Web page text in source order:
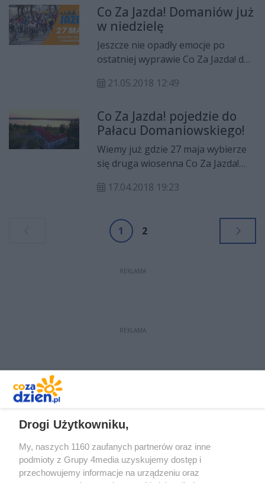
okazji przypomnieć kilka faktów na
temat wody.
maja pojedziemy do Pałacu
Domaniowskiego. Spotykamy się o
godz.10 na parkingu przy
supermarkecie Piotr i Paweł (Al.
Józefa Grzecznarowskiego 29).
Co Za Jazda! Domaniów już
w niedzielę
Jeszcze nie opadły emocje po
ostatniej wyprawie Co Za Jazda! do
Was kolejną. Tym razem, już w
pojedziemy do Pałacu
Domaniowskiego. Spotykamy się o
godz.10 na parkingu przy
supermarkecie Piotr i Paweł (Al.
Józefa Grzecznarowskiego 29).
21.05.2018 12:49
Co Za Jazda! pojedzie do
Pałacu Domaniowskiego!
Wiemy już gdzie 27 maja wybierze
się druga wiosenna Co Za Jazda!
do Pałacu Domaniowskiego.
17.04.2018 19:23
1 2
REKLAMA
REKLAMA
Drogi Użytkowniku,
My, naszych 1160 zaufanych partnerów oraz inne
podmioty z Grupy 4media uzyskujemy dostęp i
przechowujemy informacje na urządzeniu oraz